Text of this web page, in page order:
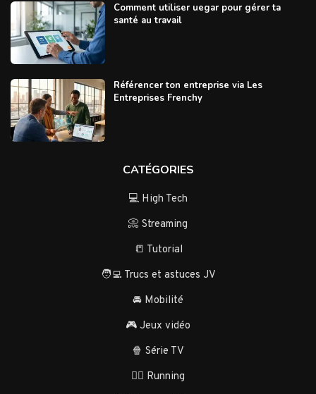
Comment utiliser uegar pour gérer ta
santé au travail
Référencer ton entreprise via Les
Entreprises Frenchy
CATÉGORIES
💻 High Tech
📀 Streaming
📒 Tutorial
🧑‍💻 Trucs et astuces JV
🚘 Mobilité
🎮 Jeux vidéo
🍿 Série TV
🏃‍♂️ Running